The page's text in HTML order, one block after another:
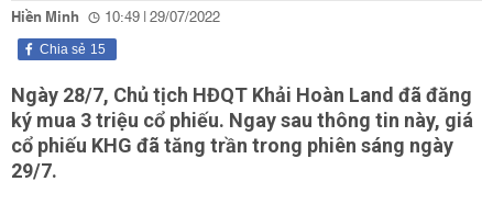
Hiền Minh 10:49 | 29/07/2022
15
Chia sẻ
Ngày 28/7, Chủ tịch HĐQT Khải Hoàn Land đã đăng
ký mua 3 triệu cổ phiếu. Ngay sau thông tin này, giá
cổ phiếu KHG đã tăng trần trong phiên sáng ngày
29/7.